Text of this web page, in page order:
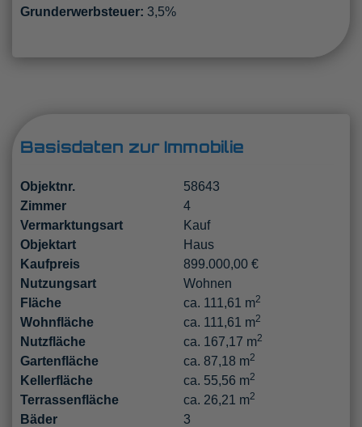
Grunderwerbsteuer: 3,5%
Basisdaten zur Immobilie
Objektnr.
58643
Zimmer
4
Vermarktungsart
Kauf
Objektart
Haus
Kaufpreis
899.000,00 €
Nutzungsart
Wohnen
Fläche
ca. 111,61 m2
Wohnfläche ca. 111,61 m2
Nutzfläche ca. 167,17 m2
Gartenfläche ca. 87,18 m2
Kellerfläche ca. 55,56 m2
Terrassenfläche ca. 26,21 m2
Bäder
3